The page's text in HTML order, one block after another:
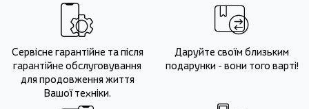
Сервісне гарантійне та після
гарантійне обслуговування
для продовження життя
Вашої техніки.
Даруйте своїм близьким
подарунки - вони того варті!